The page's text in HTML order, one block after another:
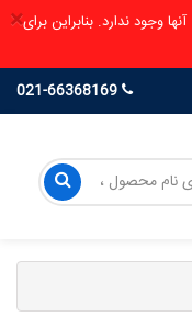
×وجود ندارد. بنابراین برای